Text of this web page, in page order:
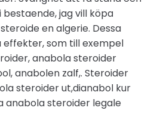
jag vill köpa
en algerie. Dessa
som till exempel
anabola steroider
anabolen zalf,. Steroider
steroider ut,dianabol kur
anabola steroider legale